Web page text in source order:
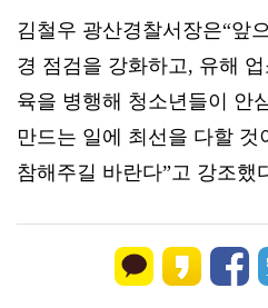
김철우 광산경찰서장은“앞
경 점검을 강화하고, 유해
육을 병행해 청소년들이 안
만드는 일에 최선을 다할
참해주길 바란다”고 강조했